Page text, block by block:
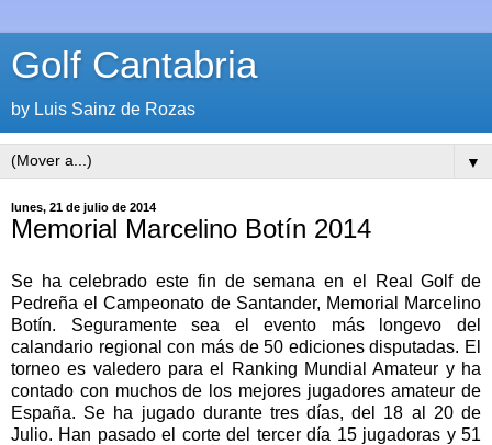
Golf Cantabria
by Luis Sainz de Rozas
▼
lunes, 21 de julio de 2014
Memorial Marcelino Botín 2014
Se ha celebrado este fin de semana en el Real Golf de
Pedreña el Campeonato de Santander, Memorial Marcelino
Botín. Seguramente sea el evento más longevo del
calandario regional con más de 50 ediciones disputadas. El
torneo es valedero para el Ranking Mundial Amateur y ha
contado con muchos de los mejores jugadores amateur de
España. Se ha jugado durante tres días, del 18 al 20 de
Julio. Han pasado el corte del tercer día 15 jugadoras y 51